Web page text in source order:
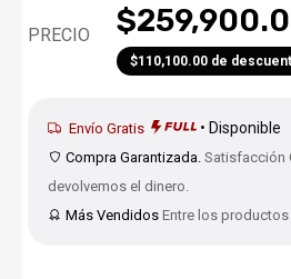
PRECIO
$110,100.00 de
Envío Gratis • Disponible
Compra Garantizada. Satisfacción
devolvemos el dinero.
Más Vendidos Entre los productos